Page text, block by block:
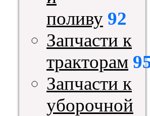
поливу 92
Запчасти к
тракторам
Запчасти к
уборочной